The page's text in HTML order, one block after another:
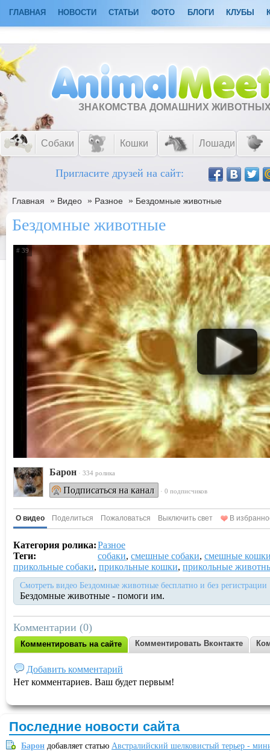
ГЛАВНАЯ НОВОСТИ СТАТЬИ ФОТО БЛОГИ КЛУБЫ
ЗНАКОМСТВА ДОМАШНИХ
Собаки Кошки Лошади
Пригласите друзей на сайт:
Главная » Видео » Разное » Бездомные животные
Бездомные животные
# 39
Барон · 334 ролика
Подписаться на канал · 0 подписчиков
О видео Поделиться Пожаловаться Выключить свет В
Категория ролика:Разное
Теги:
собаки, смешные собаки, смешные
прикольные собаки, прикольные кошки, прикольные
Смотреть видео Бездомные животные бесплатно и без регистрации
Бездомные животные - помоги им.
Комментарии (0)
Комментировать на сайте Комментировать Вконтакте
Добавить комментарий
Нет комментариев. Ваш будет первым!
Последние новости сайта
Барон добавляет статью Австралийский шелковистый терьер -